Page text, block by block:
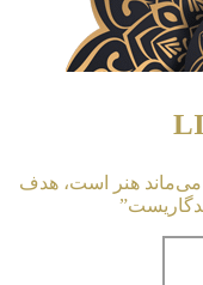
می‌ماند هنر است، هدف